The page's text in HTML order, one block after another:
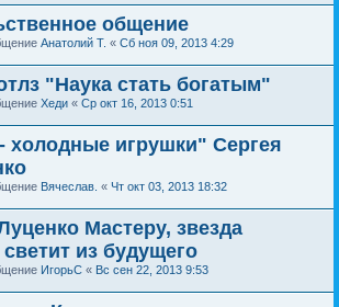
общение
Анатолий Т. « Сб ноя 09, 2013 4:29
"Наука стать богатым"
Хеди « Ср окт 16, 2013 0:51
холодные игрушки" Сергея
Вячеслав. « Чт окт 03, 2013 18:32
Мастеру, звезда
светит из будущего
ИгорьС « Вс сен 22, 2013 9:53